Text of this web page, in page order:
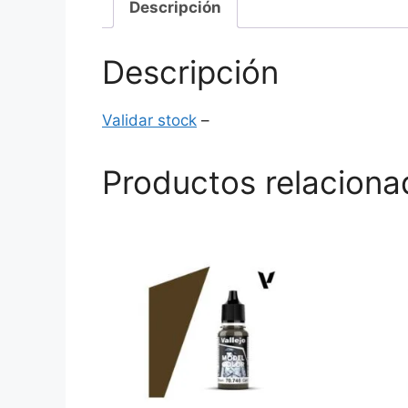
Descripción
Descripción
Validar stock –
Productos